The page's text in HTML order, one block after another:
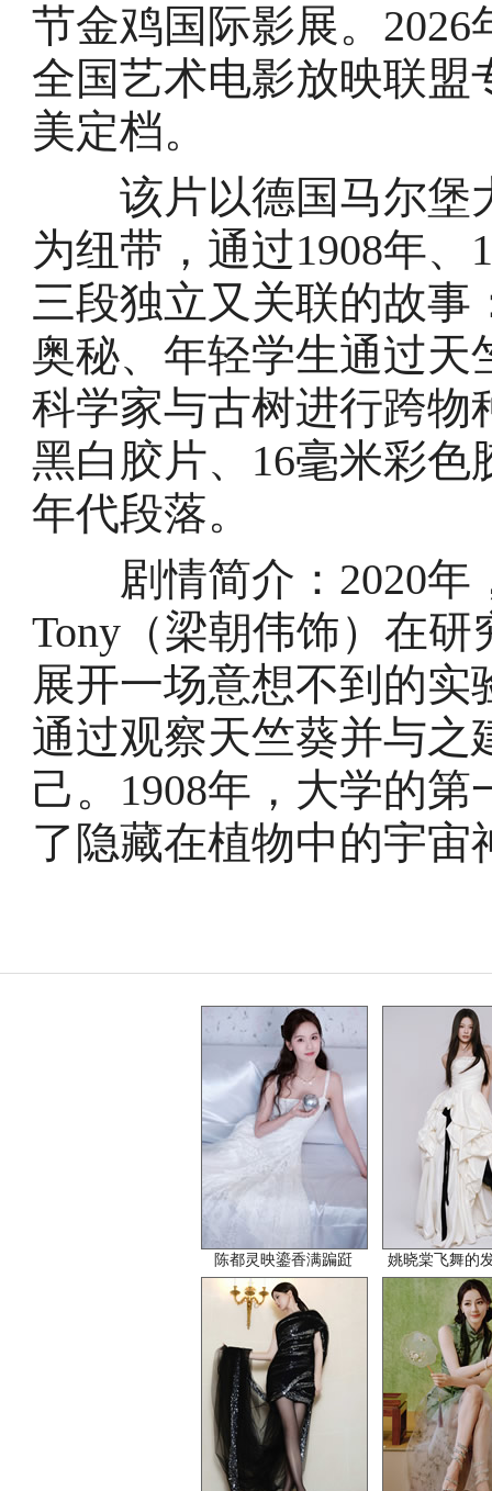
节金鸡国际影展。
全国艺术电影放映联盟
美定档。
该片以德国马尔堡
为纽带，通过1908年、
三段独立又关联的故事
奥秘、年轻学生通过天
科学家与古树进行跨物
黑白胶片、16毫米彩
年代段落。
剧情简介：2020年
Tony（梁朝伟饰）在
展开一场意想不到的实
通过观察天竺葵并与之
己。1908年，大学的
了隐藏在植物中的宇宙
陈都灵映鎏香满蹁跹 姚晓棠飞舞的